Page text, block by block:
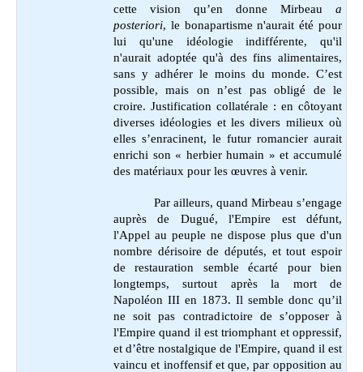
cette vision qu’en donne Mirbeau a
posteriori, le bonapartisme n'aurait été pour
lui qu'une idéologie indifférente, qu'il
n'aurait adoptée qu'à des fins alimentaires,
sans y adhérer le moins du monde. C’est
possible, mais on n’est pas obligé de le
croire. Justification collatérale : en côtoyant
diverses idéologies et les divers milieux où
elles s’enracinent, le futur romancier aurait
enrichi son « herbier humain » et accumulé
des matériaux pour les œuvres à venir.
Par ailleurs, quand Mirbeau s’engage
auprès de Dugué, l'Empire est défunt,
l'Appel au peuple ne dispose plus que d'un
nombre dérisoire de députés, et tout espoir
de restauration semble écarté pour bien
longtemps, surtout après la mort de
Napoléon III en 1873. Il semble donc qu’il
ne soit pas contradictoire de s’opposer à
l'Empire quand il est triomphant et oppressif,
et d’être nostalgique de l'Empire, quand il est
vaincu et inoffensif et que, par opposition au